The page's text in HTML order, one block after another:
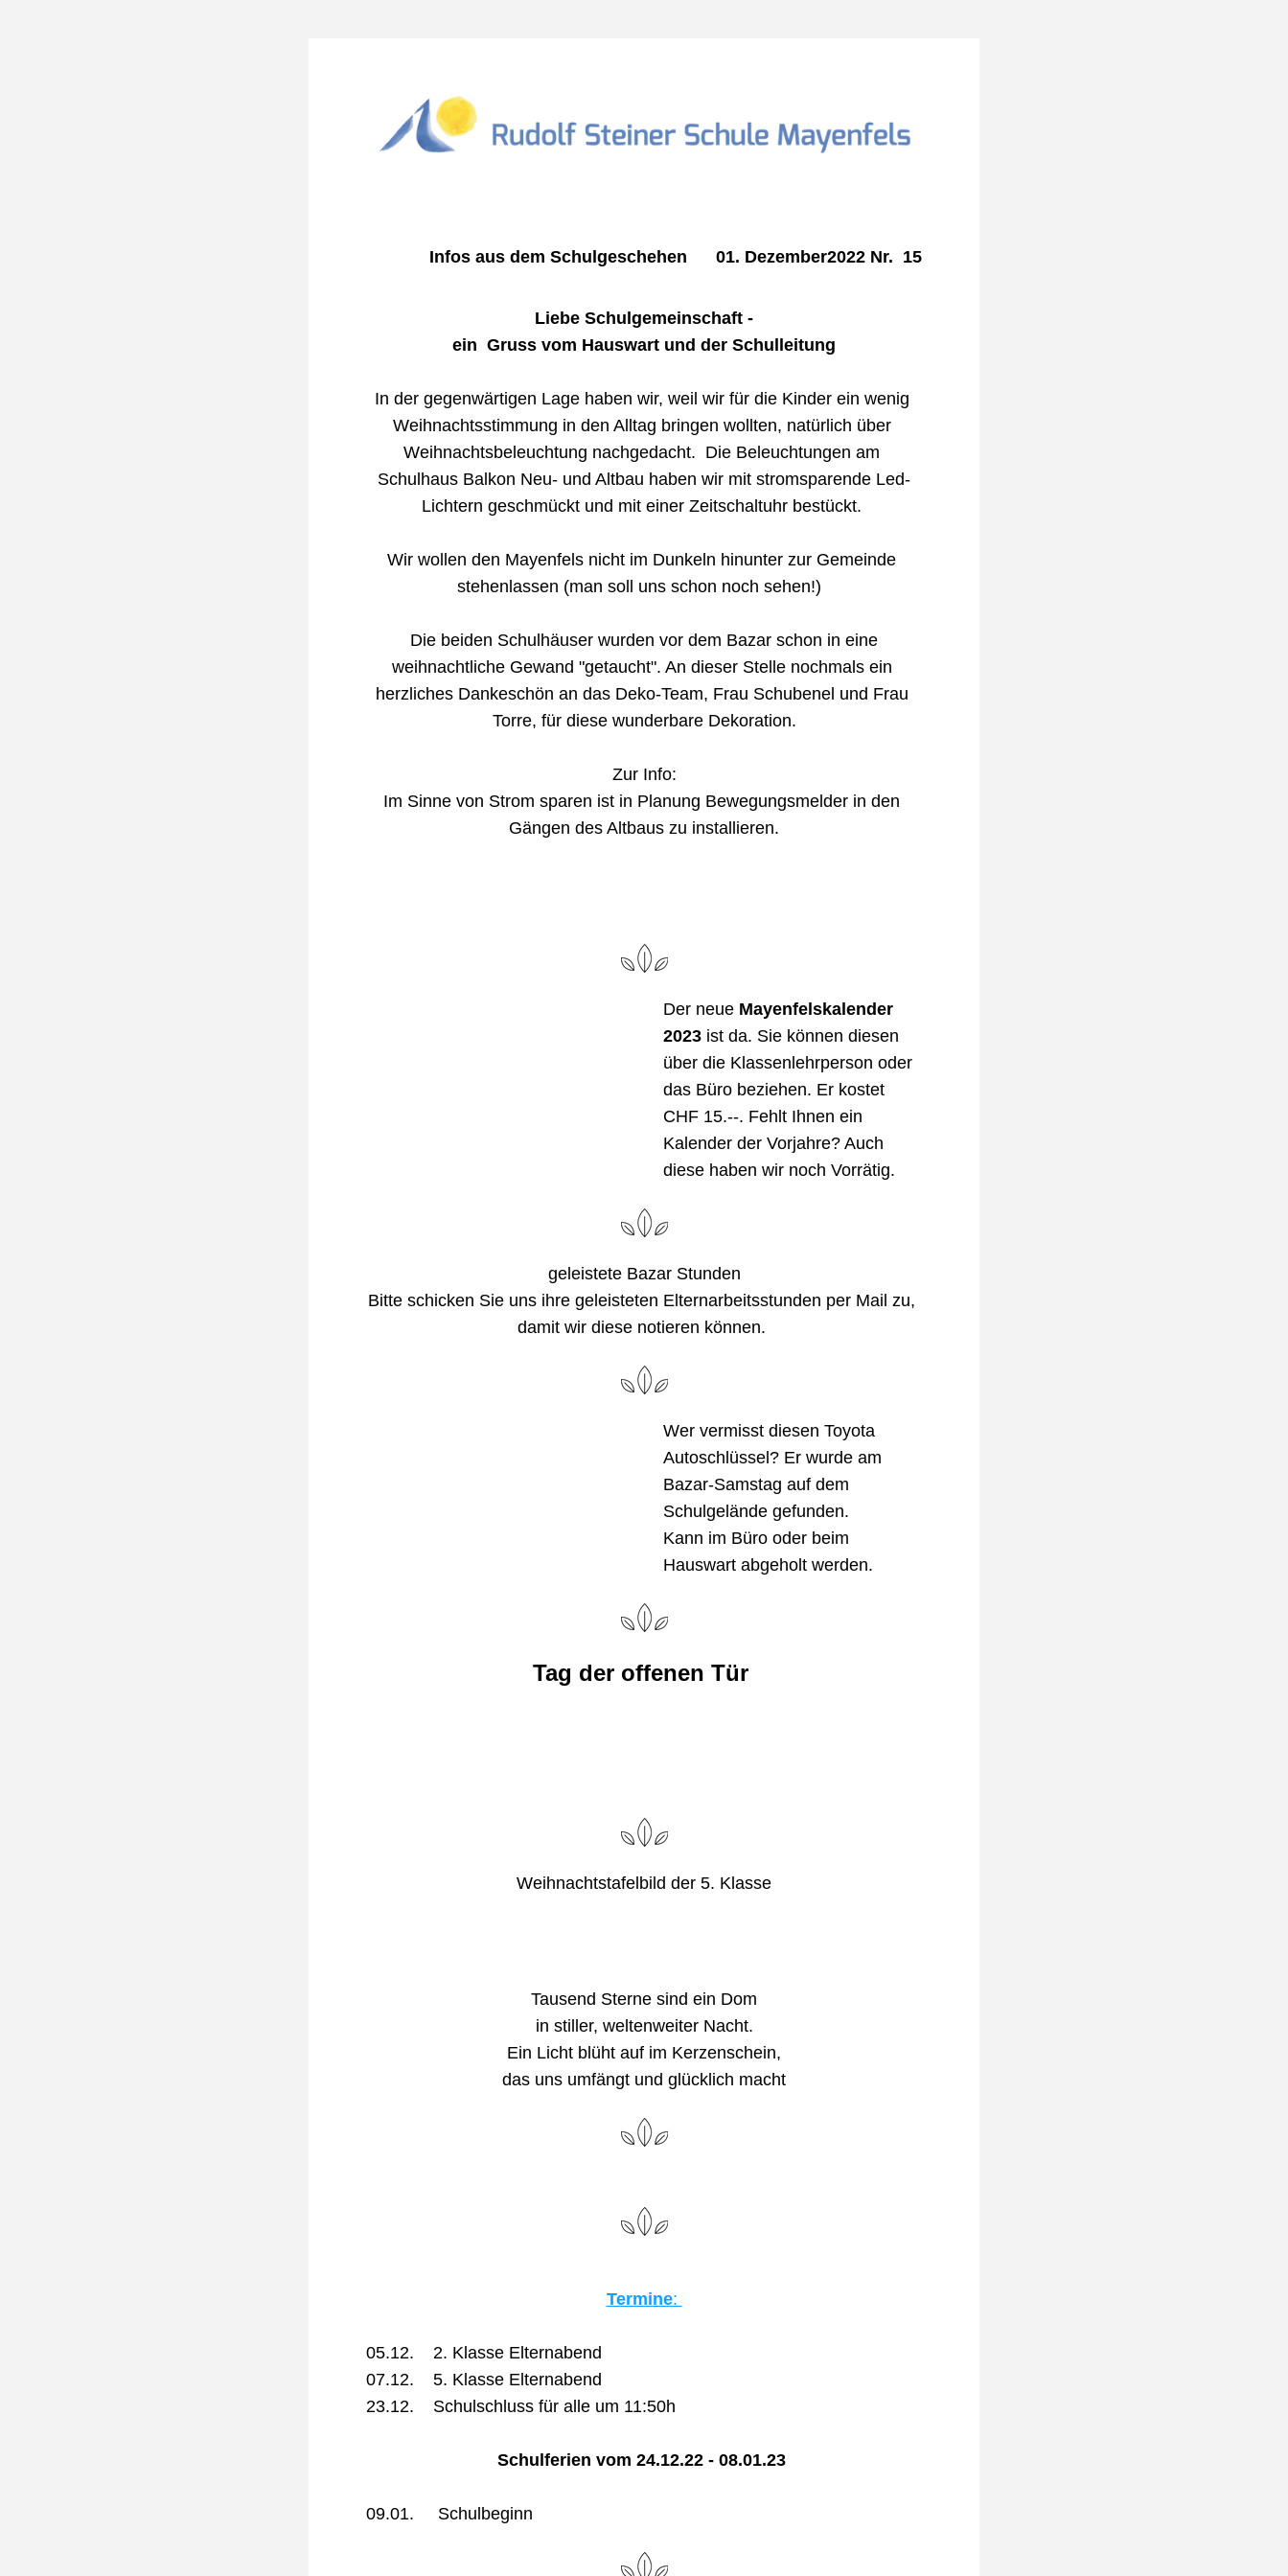
Infos aus dem Schulgeschehen      01. Dezember2022 Nr.  15
Liebe Schulgemeinschaft -
ein  Gruss vom Hauswart und der Schulleitung
In der gegenwärtigen Lage haben wir, weil wir für die Kinder ein wenig
Weihnachtsstimmung in den Alltag bringen wollten, natürlich über
Weihnachtsbeleuchtung nachgedacht.  Die Beleuchtungen am
Schulhaus Balkon Neu- und Altbau haben wir mit stromsparende Led-
Lichtern geschmückt und mit einer Zeitschaltuhr bestückt.
Wir wollen den Mayenfels nicht im Dunkeln hinunter zur Gemeinde
stehenlassen (man soll uns schon noch sehen!)
Die beiden Schulhäuser wurden vor dem Bazar schon in eine
weihnachtliche Gewand "getaucht". An dieser Stelle nochmals ein
herzliches Dankeschön an das Deko-Team, Frau Schubenel und Frau
Torre, für diese wunderbare Dekoration.
Zur Info:
Im Sinne von Strom sparen ist in Planung Bewegungsmelder in den
Gängen des Altbaus zu installieren.
Der neue Mayenfelskalender
2023 ist da. Sie können diesen
über die Klassenlehrperson oder
das Büro beziehen. Er kostet
CHF 15.--. Fehlt Ihnen ein
Kalender der Vorjahre? Auch
diese haben wir noch Vorrätig.
geleistete Bazar Stunden
Bitte schicken Sie uns ihre geleisteten Elternarbeitsstunden per Mail zu,
damit wir diese notieren können.
Wer vermisst diesen Toyota
Autoschlüssel? Er wurde am
Bazar-Samstag auf dem
Schulgelände gefunden.
Kann im Büro oder beim
Hauswart abgeholt werden.
Tag der offenen Tür
Weihnachtstafelbild der 5. Klasse
Tausend Sterne sind ein Dom
in stiller, weltenweiter Nacht.
Ein Licht blüht auf im Kerzenschein,
das uns umfängt und glücklich macht
Termine:
05.12.    2. Klasse Elternabend
07.12.    5. Klasse Elternabend
23.12.    Schulschluss für alle um 11:50h
Schulferien vom 24.12.22 - 08.01.23
09.01.     Schulbeginn